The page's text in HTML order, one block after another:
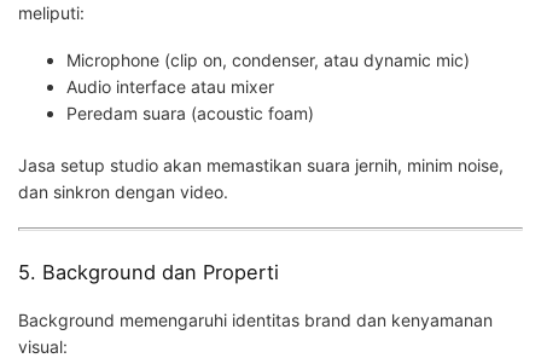
meliputi:
Microphone (clip on, condenser, atau dynamic mic)
Audio interface atau mixer
Peredam suara (acoustic foam)
Jasa setup studio akan memastikan suara jernih, minim noise,
dan sinkron dengan video.
5. Background dan Properti
Background memengaruhi identitas brand dan kenyamanan
visual: